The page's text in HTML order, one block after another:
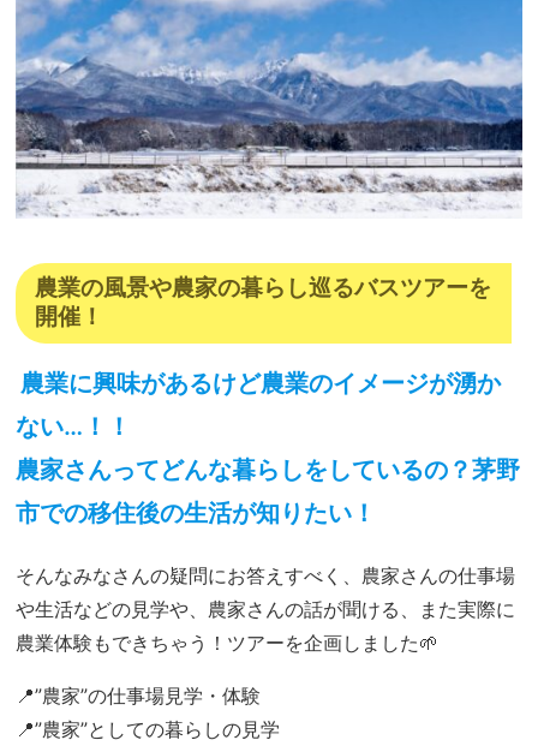
農業の風景や農家の暮らし巡るバスツアーを
開催！
農業に興味があるけど農業のイメージが湧か
ない…！！
農家さんってどんな暮らしをしているの？茅野
市での移住後の生活が知りたい！
そんなみなさんの疑問にお答えすべく、農家さんの仕事場
や生活などの見学や、農家さんの話が聞ける、また実際に
農業体験もできちゃう！ツアーを企画しました🌱
📍”農家”の仕事場見学・体験
📍”農家”としての暮らしの見学